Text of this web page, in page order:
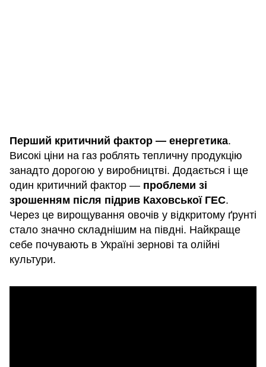
Перший критичний фактор — енергетика.
Високі ціни на газ роблять тепличну продукцію
занадто дорогою у виробництві. Додається і ще
один критичний фактор — проблеми зі
зрошенням після підрив Каховської ГЕС.
Через це вирощування овочів у відкритому ґрунті
стало значно складнішим на півдні. Найкраще
себе почувають в Україні зернові та олійні
культури.